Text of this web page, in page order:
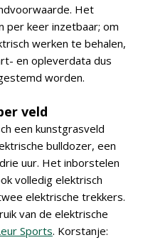
Het
per keer inzetbaar; om
werken te behalen,
en opleverdata dus
worden.
veld
een kunstgrasveld
bulldozer, een
uur. Het inborstelen
volledig elektrisch
elektrische trekkers.
van de elektrische
Sports. Korstanje: